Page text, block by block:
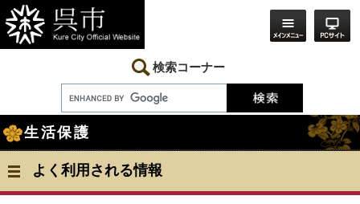
ー
ジ
の
ニ
ュ
ー
て
本
文
へ
検索コーナー
文
生活保護
よく利用される情報